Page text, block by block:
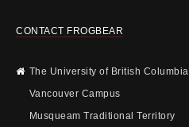
CONTACT FROGBEAR
The University of British Columbia
Vancouver Campus
Musqueam Traditional Territory